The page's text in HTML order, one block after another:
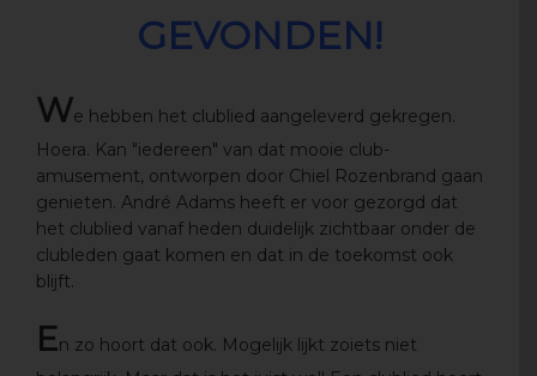
GEVONDEN!
We hebben het clublied aangeleverd gekregen.
Hoera. Kan "iedereen" van dat mooie club-
amusement, ontworpen door Chiel Rozenbrand gaan
genieten. André Adams heeft er voor gezorgd dat
het clublied vanaf heden duidelijk zichtbaar onder de
clubleden gaat komen en dat in de toekomst ook
blijft.
En zo hoort dat ook. Mogelijk lijkt zoiets niet